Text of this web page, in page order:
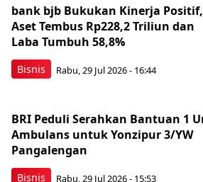
Bisnis
bank bjb Bukukan Kinerja Positif,
Aset Tembus Rp228,2 Triliun dan
Laba Tumbuh 58,8%
Rabu, 29 Jul 2026 - 16:44
Bisnis
BRI Peduli Serahkan Bantuan 1
Ambulans untuk Yonzipur 3/YW
Pangalengan
Rabu, 29 Jul 2026 - 15:53